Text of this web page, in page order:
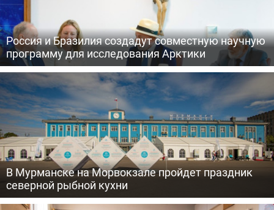
Россия и Бразилия создадут совместную научную
программу для исследования Арктики
В Мурманске на Морвокзале пройдет праздник
северной рыбной кухни